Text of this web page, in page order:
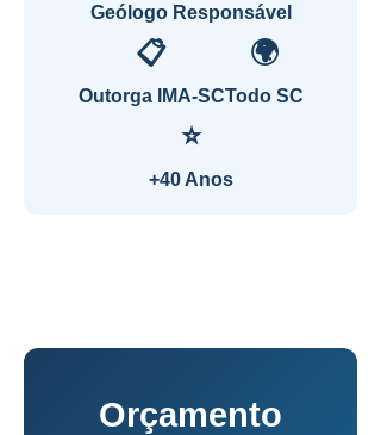
Geólogo Responsável
📋
Outorga IMA-SC
🌍
Todo SC
⭐
+40 Anos
Orçamento